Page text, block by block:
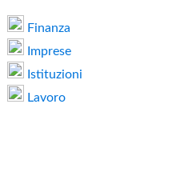
Finanza
Imprese
Istituzioni
Lavoro